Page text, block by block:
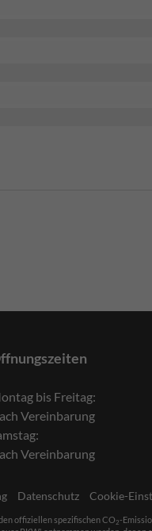
bis Freitag:
Vereinbarung
Vereinbarung
Datenschutz Cookie-
offiziellen spezifischen CO 2-